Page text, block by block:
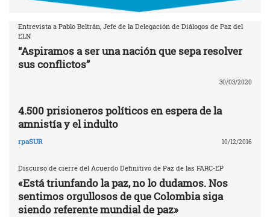
Entrevista a Pablo Beltrán, Jefe de la Delegación de Diálogos de Paz del
ELN
“Aspiramos a ser una nación que sepa resolver
sus conflictos”
30/03/2020
4.500 prisioneros políticos en espera de la
amnistía y el indulto
rpaSUR 10/12/2016
Discurso de cierre del Acuerdo Definitivo de Paz de las FARC-EP
«Está triunfando la paz, no lo dudamos. Nos
sentimos orgullosos de que Colombia siga
siendo referente mundial de paz»